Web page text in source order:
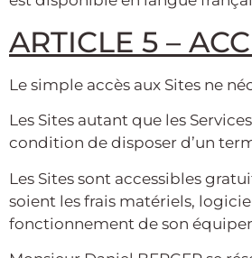
ARTICLE 5 –
Le simple accès aux Sites ne
Les Sites autant que les
condition de disposer d’un
Les Sites sont accessibles
soient les frais matériels,
fonctionnement de son